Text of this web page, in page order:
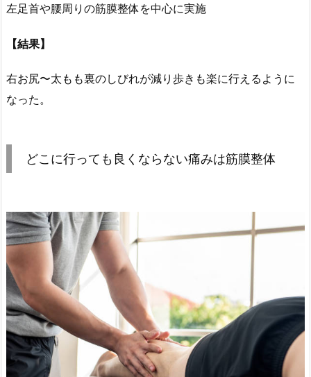
左足首や腰周りの筋膜整体を中心に実施
【結果】
右お尻〜太もも裏のしびれが減り歩きも楽に行えるように
なった。
どこに行っても良くならない痛みは筋膜整体